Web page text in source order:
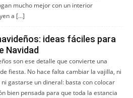
mucho mejor con un interior
a […]
ideas fáciles para
Navidad
son ese detalle que convierte una
fiesta. No hace falta cambiar la vajilla, ni
gastarse un dineral: basta con colocar
bien pensada para que toda la estancia